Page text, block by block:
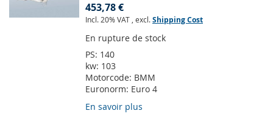
453,78 €
Incl. 20% VAT , excl.Shipping Cost
En rupture de stock
PS: 140
kw: 103
Motorcode: BMM
Euronorm: Euro 4
En savoir plus